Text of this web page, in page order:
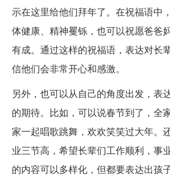
示在这里给他们拜年了。在祝福语中
体健康、精神矍铄，也可以祝愿爸爸
有成。通过这样的祝福语，表达对长
信他们会非常开心和感激。
另外，也可以从自己的角度出发，表
的期待。比如，可以说春节到了，全
家一起唱歌跳舞，欢欢笑笑过大年。
业三节高，希望长辈们工作顺利，事
的内容可以多样化，但都要表达出孩